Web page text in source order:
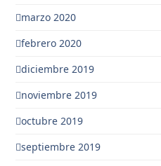
marzo 2020
febrero 2020
diciembre 2019
noviembre 2019
octubre 2019
septiembre 2019